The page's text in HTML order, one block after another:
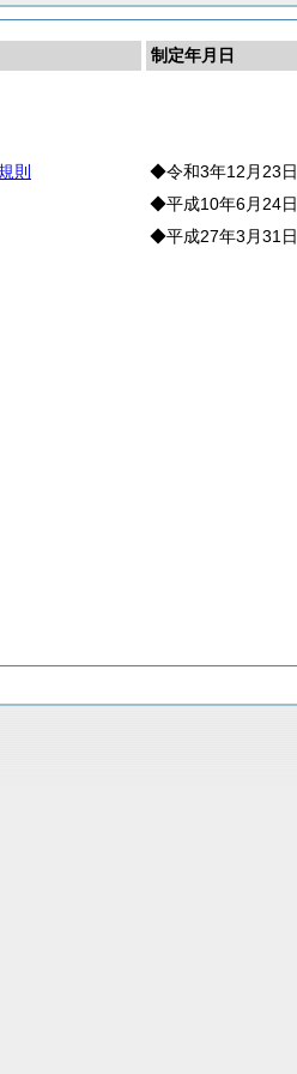
制定年月日
則
◆令和3年12月23日
◆平成10年6月24日
◆平成27年3月31日